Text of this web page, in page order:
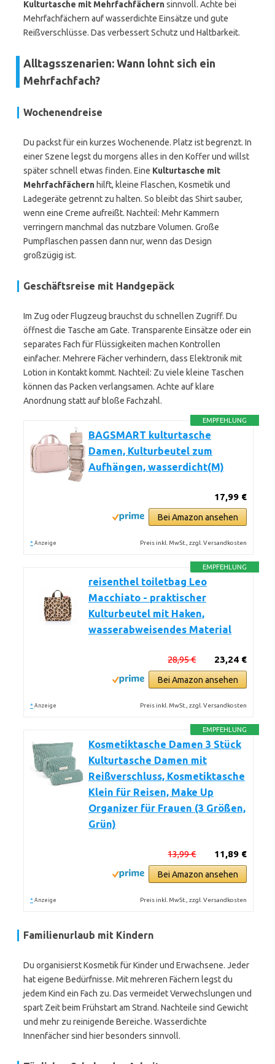
Kulturtasche mit Mehrfachfächernsinnvoll. Achte bei
Mehrfachfächern auf wasserdichte Einsätze und gute
Reißverschlüsse. Das verbessert Schutz und Haltbarkeit.
Alltagsszenarien: Wann lohnt sich ein
Mehrfachfach?
Wochenendreise
Du packst für ein kurzes Wochenende. Platz ist begrenzt. In
einer Szene legst du morgens alles in den Koffer und willst
später schnell etwas finden. Eine Kulturtasche mit
Mehrfachfächern hilft, kleine Flaschen, Kosmetik und
Ladegeräte getrennt zu halten. So bleibt das Shirt sauber,
wenn eine Creme aufreißt. Nachteil: Mehr Kammern
verringern manchmal das nutzbare Volumen. Große
Pumpflaschen passen dann nur, wenn das Design
großzügig ist.
Geschäftsreise mit Handgepäck
Im Zug oder Flugzeug brauchst du schnellen Zugriff. Du
öffnest die Tasche am Gate. Transparente Einsätze oder ein
separates Fach für Flüssigkeiten machen Kontrollen
einfacher. Mehrere Fächer verhindern, dass Elektronik mit
Lotion in Kontakt kommt. Nachteil: Zu viele kleine Taschen
können das Packen verlangsamen. Achte auf klare
Anordnung statt auf bloße Fachzahl.
EMPFEHLUNG
BAGSMART kulturtasche
Damen, Kulturbeutel zum
Aufhängen, wasserdicht(M)
17,99 €
Bei Amazon ansehen
* Anzeige Preis inkl. MwSt., zzgl. Versandkosten
EMPFEHLUNG
reisenthel toiletbag Leo
Macchiato - praktischer
Kulturbeutel mit Haken,
wasserabweisendes Material
23,24 €
28,95 €
Bei Amazon ansehen
* Anzeige Preis inkl. MwSt., zzgl. Versandkosten
EMPFEHLUNG
Kosmetiktasche Damen 3 Stück
Kulturtasche Damen mit
Reißverschluss, Kosmetiktasche
Klein für Reisen, Make Up
Organizer für Frauen (3 Größen,
Grün)
11,89 €
13,99 €
Bei Amazon ansehen
* Anzeige Preis inkl. MwSt., zzgl. Versandkosten
Familienurlaub mit Kindern
Du organisierst Kosmetik für Kinder und Erwachsene. Jeder
hat eigene Bedürfnisse. Mit mehreren Fächern legst du
jedem Kind ein Fach zu. Das vermeidet Verwechslungen und
spart Zeit beim Frühstart am Strand. Nachteile sind Gewicht
und mehr zu reinigende Bereiche. Wasserdichte
Innenfächer sind hier besonders sinnvoll.